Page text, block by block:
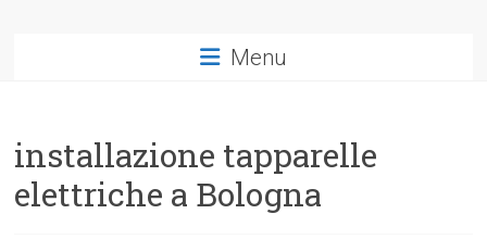
Menu
installazione tapparelle
elettriche a Bologna